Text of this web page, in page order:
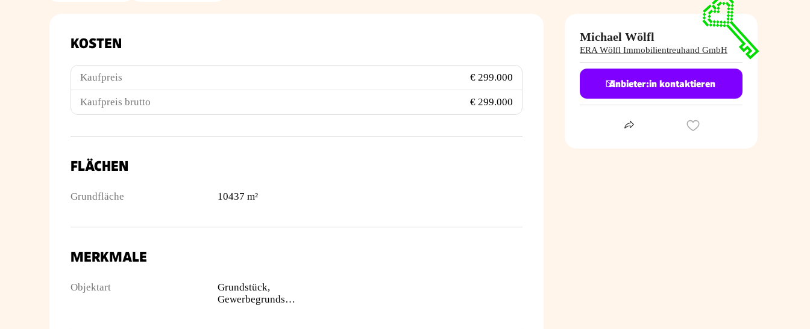
KOSTEN
Kaufpreis € 299.000
Kaufpreis brutto € 299.000
FLÄCHEN
Grundfläche 10437 m²
MERKMALE
Objektart
Grundstück,
Gewerbegrundstück
Michael Wölfl
ERA Wölfl Immobilientreuhand GmbH
Anbieter:in kontaktieren